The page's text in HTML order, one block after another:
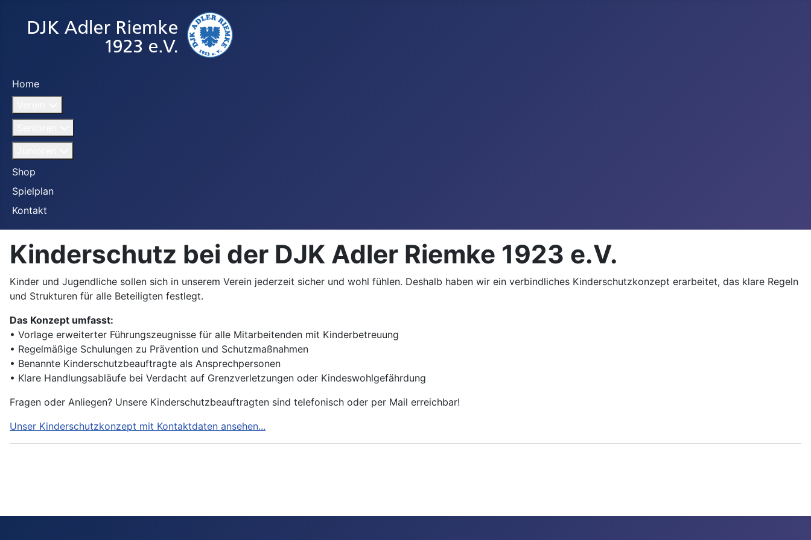
Home
Shop
Spielplan
Kontakt
Kinderschutz bei der DJK Adler Riemke 1923 e.V.
Kinder und Jugendliche sollen sich in unserem Verein jederzeit sicher und wohl fühlen. Deshalb haben wir ein verbindliches Kinderschutzkonzept erarbeitet, das klare Regeln
und Strukturen für alle Beteiligten festlegt.
Das Konzept umfasst:
• Vorlage erweiterter Führungszeugnisse für alle Mitarbeitenden mit Kinderbetreuung
• Regelmäßige Schulungen zu Prävention und Schutzmaßnahmen
• Benannte Kinderschutzbeauftragte als Ansprechpersonen
• Klare Handlungsabläufe bei Verdacht auf Grenzverletzungen oder Kindeswohlgefährdung
Fragen oder Anliegen? Unsere Kinderschutzbeauftragten sind telefonisch oder per Mail erreichbar!
Unser Kinderschutzkonzept mit Kontaktdaten ansehen...